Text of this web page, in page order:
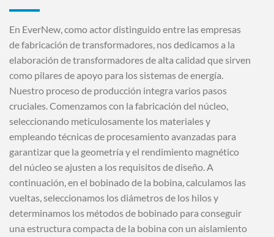
En EverNew, como actor distinguido entre las empresas
de fabricación de transformadores, nos dedicamos a la
elaboración de transformadores de alta calidad que sirven
como pilares de apoyo para los sistemas de energía.
Nuestro proceso de producción integra varios pasos
cruciales. Comenzamos con la fabricación del núcleo,
seleccionando meticulosamente los materiales y
empleando técnicas de procesamiento avanzadas para
garantizar que la geometría y el rendimiento magnético
del núcleo se ajusten a los requisitos de diseño. A
continuación, en el bobinado de la bobina, calculamos las
vueltas, seleccionamos los diámetros de los hilos y
determinamos los métodos de bobinado para conseguir
una estructura compacta de la bobina con un aislamiento